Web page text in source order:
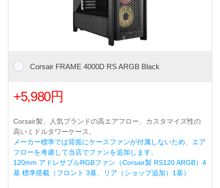
Corsair FRAME 4000D RS ARGB Black
+5,980円
Corsair製、人気ブランドの高エアフロー、カスタマイズ性の
高いミドルタワーケース。
メーカー標準では背面にケースファンが付属しないため、エア
フローを考慮して当店でファンを追加します。
120mm アドレサブルRGBファン（Corsair製 RS120 ARGB）4
基 標準搭載（フロント 3基、リア（ショップ追加）1基）